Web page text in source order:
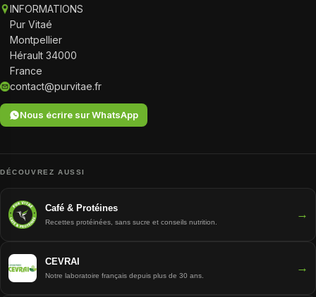
INFORMATIONS
Pur Vitaé
Montpellier
Hérault 34000
France
contact@purvitae.fr
Nous écrire sur WhatsApp
DÉCOUVREZ AUSSI
Café & Protéines
Recettes protéinées, sans sucre et conseils nutrition.
→
CEVRAI
Notre laboratoire français depuis plus de 30 ans.
→